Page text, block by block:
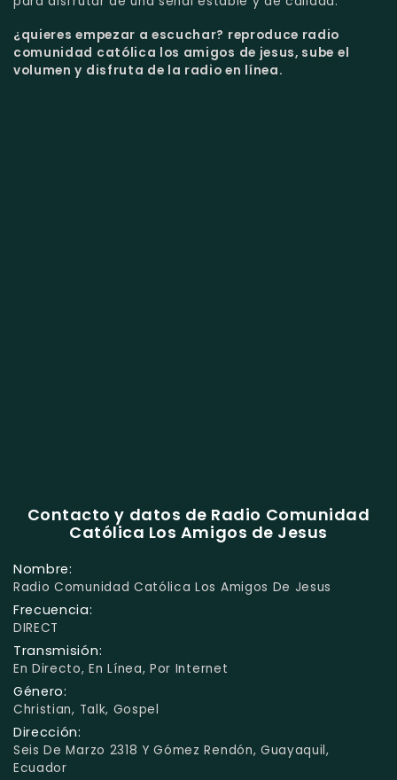
¿quieres empezar a escuchar? reproduce radio
comunidad católica los amigos de jesus, sube el
volumen y disfruta de la radio en línea.
Contacto y datos de Radio Comunidad
Católica Los Amigos de Jesus
Nombre:
Radio Comunidad Católica Los Amigos De Jesus
Frecuencia:
DIRECT
Transmisión:
En Directo, En Línea, Por Internet
Género:
Christian, Talk, Gospel
Dirección:
Seis De Marzo 2318 Y Gómez Rendón, Guayaquil,
Ecuador